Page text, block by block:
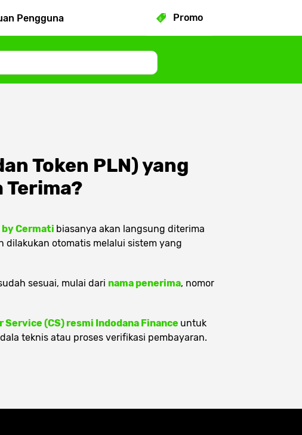
Pengguna Promo
Token PLN) yang
Terima?
Cermati biasanya akan langsung diterima
dilakukan otomatis melalui sistem yang
sesuai, mulai dari nama penerima, nomor
Service (CS) resmi Indodana Finance untuk
teknis atau proses verifikasi pembayaran.